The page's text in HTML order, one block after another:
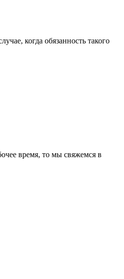
когда обязанность такого
время, то мы свяжемся в